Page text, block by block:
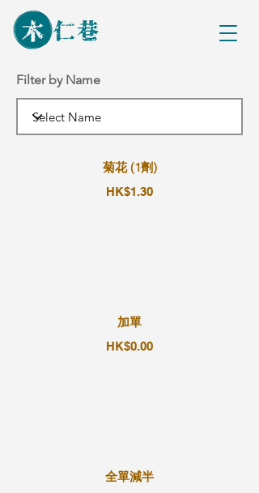
Filter by Name
菊花 (1劑)
HK$1.30
加單
HK$0.00
全單減半